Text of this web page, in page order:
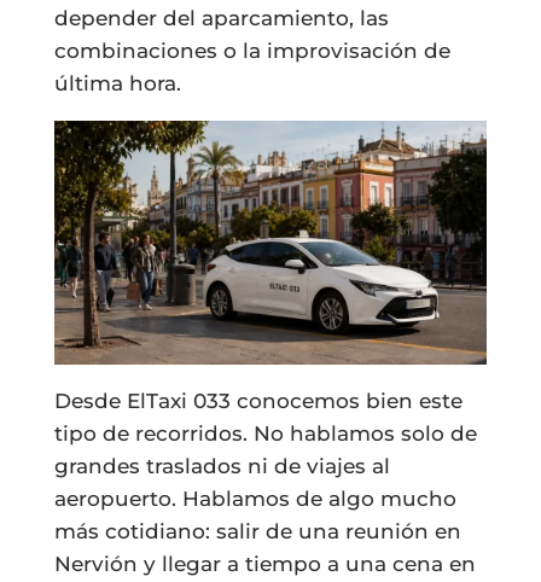
depender del aparcamiento, las
combinaciones o la improvisación de
última hora.
Desde ElTaxi 033 conocemos bien este
tipo de recorridos. No hablamos solo de
grandes traslados ni de viajes al
aeropuerto. Hablamos de algo mucho
más cotidiano: salir de una reunión en
Nervión y llegar a tiempo a una cena en